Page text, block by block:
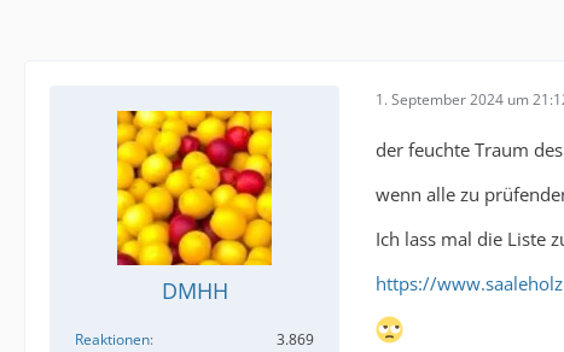
DMHH
Reaktionen
3.869
1. September 2024 um
der feuchte Traum des
wenn alle zu
Ich lass mal die Liste
https://